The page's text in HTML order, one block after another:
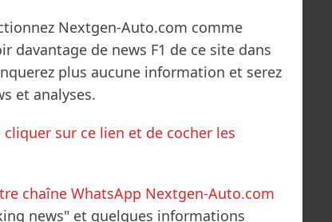
Nextgen-Auto.com comme
davantage de news F1 de ce site dans
plus aucune information et serez
et analyses.
cliquer sur ce lien et de cocher les
chaîne WhatsApp Nextgen-Auto.com
news" et quelques informations